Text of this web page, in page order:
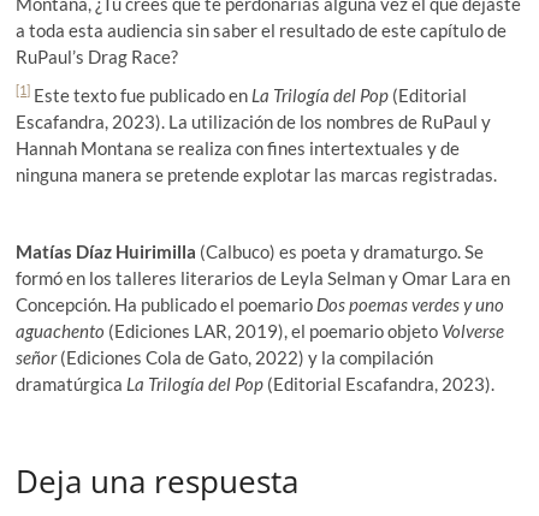
a toda esta audiencia sin saber el resultado de este capítulo de
RuPaul’s Drag Race?
[1] Este texto fue publicado en La Trilogía del Pop (Editorial
Escafandra, 2023). La utilización de los nombres de RuPaul y
Hannah Montana se realiza con fines intertextuales y de
ninguna manera se pretende explotar las marcas registradas.
Matías Díaz Huirimilla (Calbuco) es poeta y dramaturgo. Se
formó en los talleres literarios de Leyla Selman y Omar Lara en
Concepción. Ha publicado el poemario Dos poemas verdes y uno
aguachento (Ediciones LAR, 2019), el poemario objeto Volverse
señor(Ediciones Cola de Gato, 2022) y la compilación
dramatúrgica La Trilogía del Pop (Editorial Escafandra, 2023).
Deja una respuesta